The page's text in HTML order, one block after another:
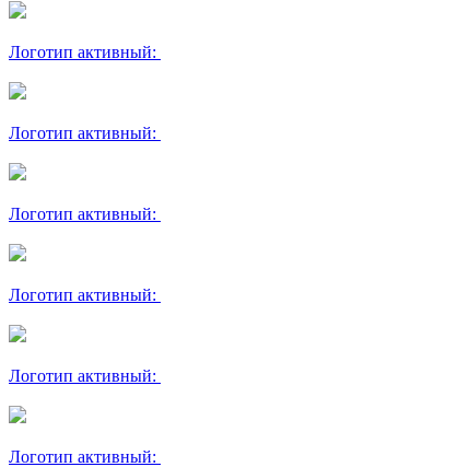
Логотип активный:
Логотип активный:
Логотип активный:
Логотип активный:
Логотип активный:
Логотип активный: